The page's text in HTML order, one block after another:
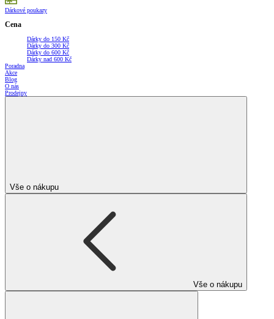
Dárkové poukazy
Cena
Dárky do 150 Kč
Dárky do 300 Kč
Dárky do 600 Kč
Dárky nad 600 Kč
Poradna
Akce
Blog
O nás
Prodejny
Vše o nákupu
Vše o nákupu